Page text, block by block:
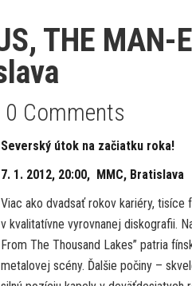
THE MAN-
0 Comments
Severský útok na začiatku roka!
7. 1. 2012, 20:00, MMC, Bratislava
Viac ako dvadsať rokov kariéry,
v kvalitatívne vyrovnanej diskografii.
From The Thousand Lakes” patria
metalovej scény. Ďalšie počiny –